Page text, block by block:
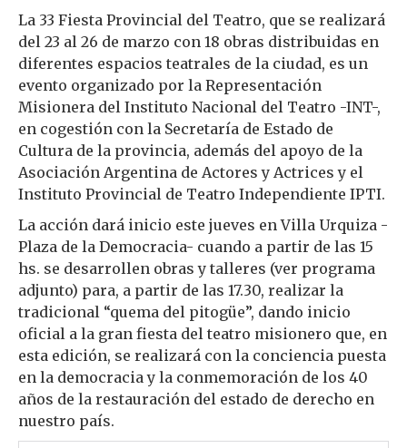
La 33 Fiesta Provincial del Teatro, que se realizará
del 23 al 26 de marzo con 18 obras distribuidas en
diferentes espacios teatrales de la ciudad, es un
evento organizado por la Representación
Misionera del Instituto Nacional del Teatro -INT-,
en cogestión con la Secretaría de Estado de
Cultura de la provincia, además del apoyo de la
Asociación Argentina de Actores y Actrices y el
Instituto Provincial de Teatro Independiente IPTI.
La acción dará inicio este jueves en Villa Urquiza -
Plaza de la Democracia- cuando a partir de las 15
hs. se desarrollen obras y talleres (ver programa
adjunto) para, a partir de las 17.30, realizar la
tradicional “quema del pitogüe”, dando inicio
oficial a la gran fiesta del teatro misionero que, en
esta edición, se realizará con la conciencia puesta
en la democracia y la conmemoración de los 40
años de la restauración del estado de derecho en
nuestro país.